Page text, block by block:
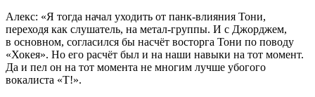
Алекс: «Я тогда начал уходить от панк-влияния Тони,
переходя как слушатель, на метал-группы. И с Джорджем,
в основном, согласился бы насчёт восторга Тони по поводу
«Хокея». Но его расчёт был и на наши навыки на тот момент.
Да и пел он на тот момента не многим лучше убогого
вокалиста «Т!».